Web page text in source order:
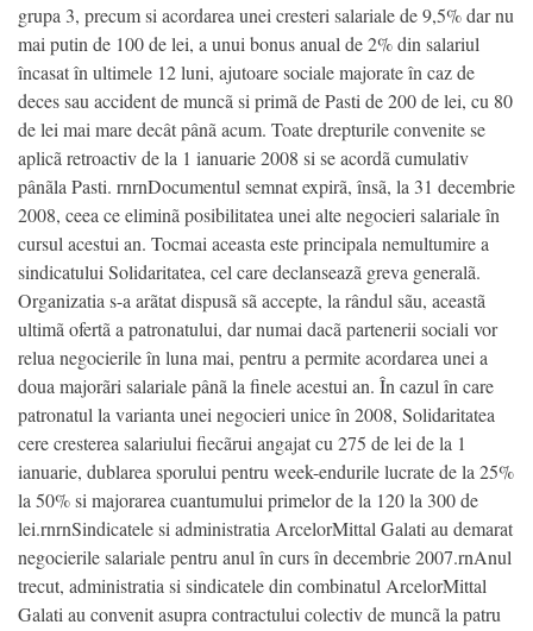
grupa 3, precum si acordarea unei cresteri salariale de 9,5% dar nu
mai putin de 100 de lei, a unui bonus anual de 2% din salariul
încasat în ultimele 12 luni, ajutoare sociale majorate în caz de
deces sau accident de muncã si primã de Pasti de 200 de lei, cu 80
de lei mai mare decât pânã acum. Toate drepturile convenite se
aplicã retroactiv de la 1 ianuarie 2008 si se acordã cumulativ
pânãla Pasti. rnrnDocumentul semnat expirã, însã, la 31 decembrie
2008, ceea ce eliminã posibilitatea unei alte negocieri salariale în
cursul acestui an. Tocmai aceasta este principala nemultumire a
sindicatului Solidaritatea, cel care declanseazã greva generalã.
Organizatia s-a arãtat dispusã sã accepte, la rândul sãu, aceastã
ultimã ofertã a patronatului, dar numai dacã partenerii sociali vor
relua negocierile în luna mai, pentru a permite acordarea unei a
doua majorãri salariale pânã la finele acestui an. În cazul în care
patronatul la varianta unei negocieri unice în 2008, Solidaritatea
cere cresterea salariului fiecãrui angajat cu 275 de lei de la 1
ianuarie, dublarea sporului pentru week-endurile lucrate de la 25%
la 50% si majorarea cuantumului primelor de la 120 la 300 de
lei.rnrnSindicatele si administratia ArcelorMittal Galati au demarat
negocierile salariale pentru anul în curs în decembrie 2007.rnAnul
trecut, administratia si sindicatele din combinatul ArcelorMittal
Galati au convenit asupra contractului colectiv de muncã la patru